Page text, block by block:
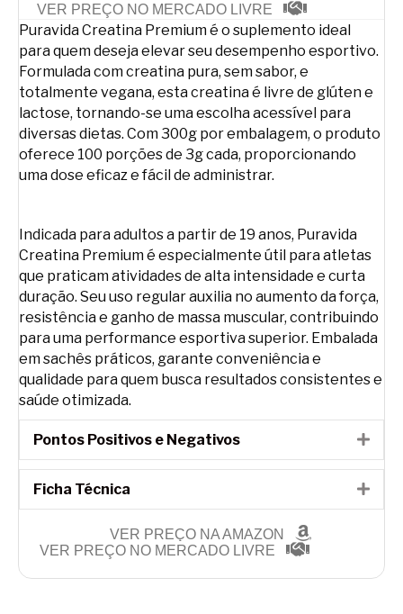
VER PREÇO NO MERCADO LIVRE
Puravida Creatina Premium é o suplemento ideal
para quem deseja elevar seu desempenho esportivo.
Formulada com creatina pura, sem sabor, e
totalmente vegana, esta creatina é livre de glúten e
lactose, tornando-se uma escolha acessível para
diversas dietas. Com 300g por embalagem, o produto
oferece 100 porções de 3g cada, proporcionando
uma dose eficaz e fácil de administrar.
Indicada para adultos a partir de 19 anos, Puravida
Creatina Premium é especialmente útil para atletas
que praticam atividades de alta intensidade e curta
duração. Seu uso regular auxilia no aumento da força,
resistência e ganho de massa muscular, contribuindo
para uma performance esportiva superior. Embalada
em sachês práticos, garante conveniência e
qualidade para quem busca resultados consistentes e
saúde otimizada.
Pontos Positivos e Negativos
Ficha Técnica
VER PREÇO NA AMAZON
VER PREÇO NO MERCADO LIVRE